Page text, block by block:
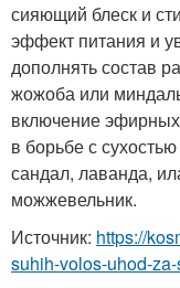
сияющий блеск и
эффект питания и
дополнять состав
жожоба или
включение
в борьбе с
сандал, лаванда,
можжевельник.
Источник: https://
suhih-volos-uhod-